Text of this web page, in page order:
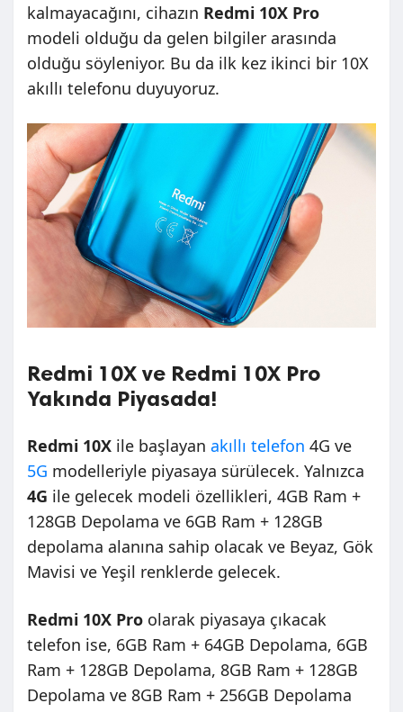
kalmayacağını, cihazın Redmi 10X Pro
modeli olduğu da gelen bilgiler arasında
olduğu söyleniyor. Bu da ilk kez ikinci bir 10X
akıllı telefonu duyuyoruz.
Redmi 10X ve Redmi 10X Pro
Yakında Piyasada!
Redmi 10X ile başlayan akıllı telefon 4G ve
5G modelleriyle piyasaya sürülecek. Yalnızca
4G ile gelecek modeli özellikleri, 4GB Ram +
128GB Depolama ve 6GB Ram + 128GB
depolama alanına sahip olacak ve Beyaz, Gök
Mavisi ve Yeşil renklerde gelecek.
Redmi 10X Pro olarak piyasaya çıkacak
telefon ise, 6GB Ram + 64GB Depolama, 6GB
Ram + 128GB Depolama, 8GB Ram + 128GB
Depolama ve 8GB Ram + 256GB Depolama